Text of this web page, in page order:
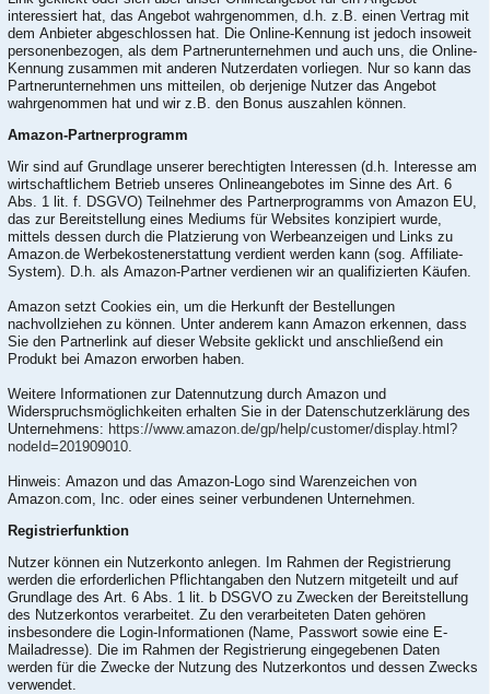
interessiert hat, das Angebot wahrgenommen, d.h. z.B. einen Vertrag mit
dem Anbieter abgeschlossen hat. Die Online-Kennung ist jedoch insoweit
personenbezogen, als dem Partnerunternehmen und auch uns, die Online-
Kennung zusammen mit anderen Nutzerdaten vorliegen. Nur so kann das
Partnerunternehmen uns mitteilen, ob derjenige Nutzer das Angebot
wahrgenommen hat und wir z.B. den Bonus auszahlen können.
Amazon-Partnerprogramm
Wir sind auf Grundlage unserer berechtigten Interessen (d.h. Interesse am
wirtschaftlichem Betrieb unseres Onlineangebotes im Sinne des Art. 6
Abs. 1 lit. f. DSGVO) Teilnehmer des Partnerprogramms von Amazon EU,
das zur Bereitstellung eines Mediums für Websites konzipiert wurde,
mittels dessen durch die Platzierung von Werbeanzeigen und Links zu
Amazon.de Werbekostenerstattung verdient werden kann (sog. Affiliate-
System). D.h. als Amazon-Partner verdienen wir an qualifizierten Käufen.
Amazon setzt Cookies ein, um die Herkunft der Bestellungen
nachvollziehen zu können. Unter anderem kann Amazon erkennen, dass
Sie den Partnerlink auf dieser Website geklickt und anschließend ein
Produkt bei Amazon erworben haben.
Weitere Informationen zur Datennutzung durch Amazon und
Widerspruchsmöglichkeiten erhalten Sie in der Datenschutzerklärung des
Unternehmens: https://www.amazon.de/gp/help/customer/display.html?
nodeId=201909010
Hinweis: Amazon und das Amazon-Logo sind Warenzeichen von
Amazon.com, Inc. oder eines seiner verbundenen Unternehmen.
Registrierfunktion
Nutzer können ein Nutzerkonto anlegen. Im Rahmen der Registrierung
werden die erforderlichen Pflichtangaben den Nutzern mitgeteilt und auf
Grundlage des Art. 6 Abs. 1 lit. b DSGVO zu Zwecken der Bereitstellung
des Nutzerkontos verarbeitet. Zu den verarbeiteten Daten gehören
insbesondere die Login-Informationen (Name, Passwort sowie eine E-
Mailadresse). Die im Rahmen der Registrierung eingegebenen Daten
werden für die Zwecke der Nutzung des Nutzerkontos und dessen Zwecks
verwendet.